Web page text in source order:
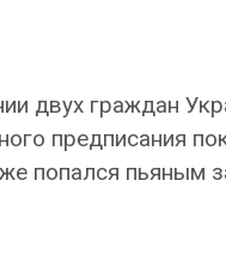
двух граждан
предписания
попался пьяным